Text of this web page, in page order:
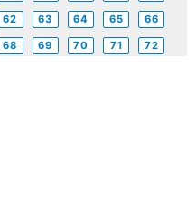
62 63 64 65 66
68 69 70 71 72